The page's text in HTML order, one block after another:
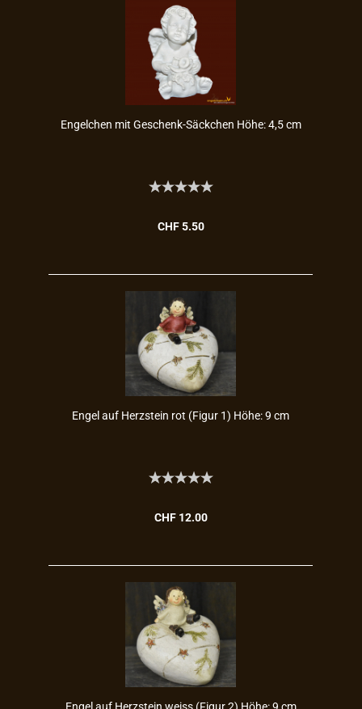
En­gel­chen mit Geschenk-​​Säck­chen Höhe: 4,5 cm
CHF 5.50
Engel auf Herz­stein rot (Figur 1) Höhe: 9 cm
CHF 12.00